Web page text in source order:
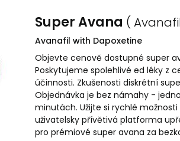
Super Avana (
Avanafil with Dapoxetine
Objevte cenově dostupné super
Poskytujeme spolehlivé ed léky z
účinnosti. Zkušenosti diskrétní
Objednávka je bez námahy -
minutách. Užijte si rychlé
uživatelsky přívětivá platforma
pro prémiové super avana za